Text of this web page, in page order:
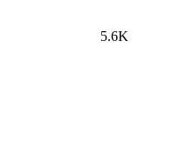
5.6K